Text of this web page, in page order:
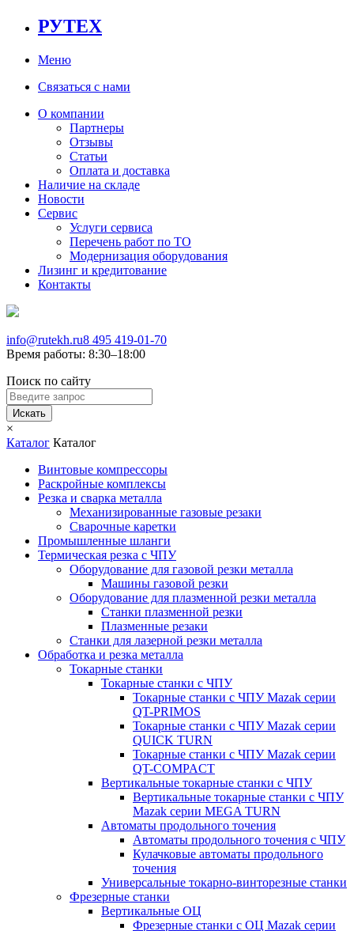
РУТЕХ
Меню
Связаться с нами
О компании
Партнеры
Отзывы
Статьи
Оплата и доставка
Наличие на складе
Новости
Сервис
Услуги сервиса
Перечень работ по ТО
Модернизация оборудования
Лизинг и кредитование
Контакты
info@rutekh.ru8 495 419-01-70
Время работы: 8:30–18:00
Поиск по сайту
Искать
×
Каталог Каталог
Винтовые компрессоры
Раскройные комплексы
Резка и сварка металла
Механизированные газовые резаки
Сварочные каретки
Промышленные шланги
Термическая резка с ЧПУ
Оборудование для газовой резки металла
Машины газовой резки
Оборудование для плазменной резки металла
Станки плазменной резки
Плазменные резаки
Станки для лазерной резки металла
Обработка и резка металла
Токарные станки
Токарные станки с ЧПУ
Токарные станки с ЧПУ Mazak серии
QT-PRIMOS
Токарные станки с ЧПУ Mazak серии
QUICK TURN
Токарные станки с ЧПУ Mazak серии
QT-COMPACT
Вертикальные токарные станки с ЧПУ
Вертикальные токарные станки с ЧПУ
Mazak серии MEGA TURN
Автоматы продольного точения
Автоматы продольного точения с ЧПУ
Кулачковые автоматы продольного
точения
Универсальные токарно-винторезные станки
Фрезерные станки
Вертикальные ОЦ
Фрезерные станки с ОЦ Mazak серии